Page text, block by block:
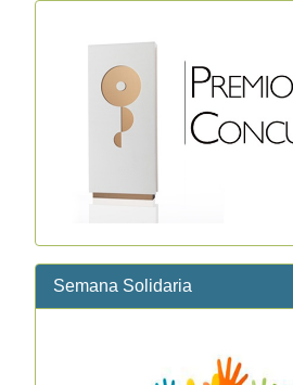
Semana Solidaria